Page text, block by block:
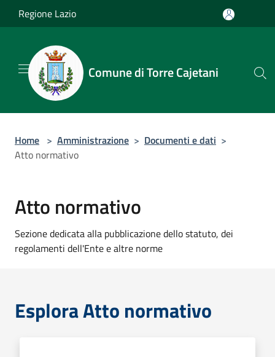
Salta al contenuto principale
Regione Lazio
Comune di Torre Cajetani
Home > Amministrazione > Documenti e dati >
Atto normativo
Atto normativo
Sezione dedicata alla pubblicazione dello statuto, dei
regolamenti dell'Ente e altre norme
Esplora Atto normativo